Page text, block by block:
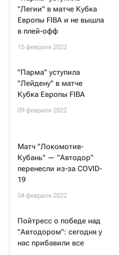
"Легии" в матче Кубка
Европы FIBA и не вышла
в плей-офф
15 февраля 2022
"Парма" уступила
"Лейдену" в матче
Кубка Европы FIBA
09 февраля 2022
Матч "Локомотив-
Кубань" — "Автодор"
перенесли из-за COVID-
19
04 февраля 2022
Пойтресс о победе над
"Автодором": сегодня у
нас прибавили все